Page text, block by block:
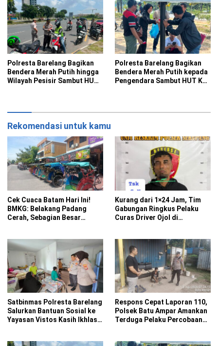
Polresta Barelang Bagikan
Bendera Merah Putih hingga
Wilayah Pesisir Sambut HUT
Polresta Barelang Bagikan
Bendera Merah Putih kepada
Pengendara Sambut HUT Ke-
Rekomendasi untuk kamu
Cek Cuaca Batam Hari Ini!
BMKG: Belakang Padang
Cerah, Sebagian Besar
Kurang dari 1×24 Jam, Tim
Gabungan Ringkus Pelaku
Curas Driver Ojol di
Satbinmas Polresta Barelang
Salurkan Bantuan Sosial ke
Yayasan Vistos Kasih Ikhlas
Respons Cepat Laporan 110,
Polsek Batu Ampar Amankan
Terduga Pelaku Percobaan